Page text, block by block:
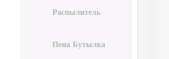
Распылитель
Пена Бутылка